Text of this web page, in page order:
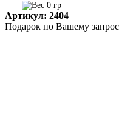
0 гр
Артикул: 2404
Подарок по Вашему